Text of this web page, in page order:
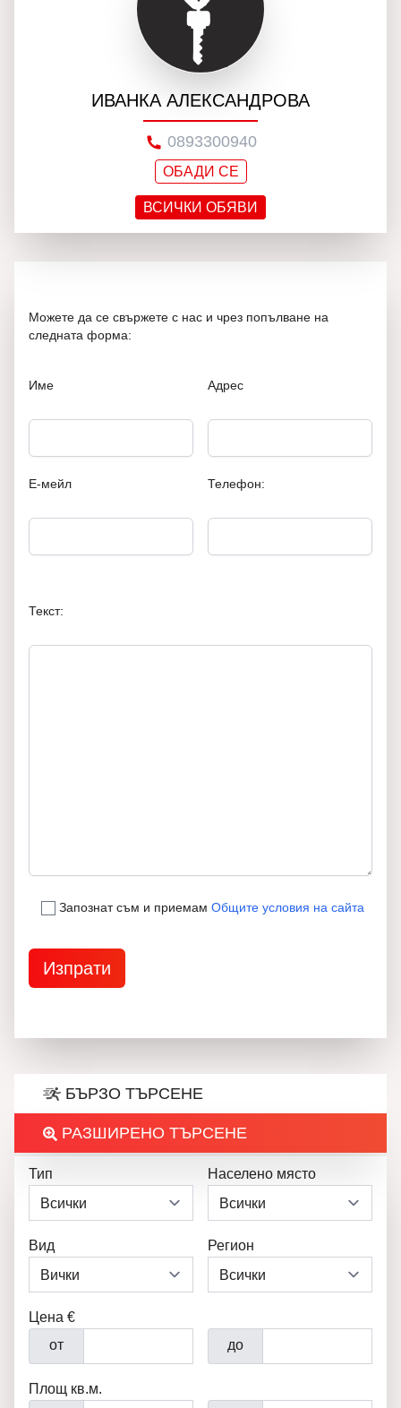
ИВАНКА АЛЕКСАНДРОВА
0893300940
ОБАДИ СЕ
ВСИЧКИ ОБЯВИ
Можете да се свържете с нас и чрез попълване на
следната форма:
Име
Е-мейл
Адрес
Телефон:
Текст:
Запознат съм и приемам Общите условия на сайта
БЪРЗО ТЪРСЕНЕ
РАЗШИРЕНО ТЪРСЕНЕ
Тип Населено място
Вид Регион
Цена €
от
до
Площ кв.м.